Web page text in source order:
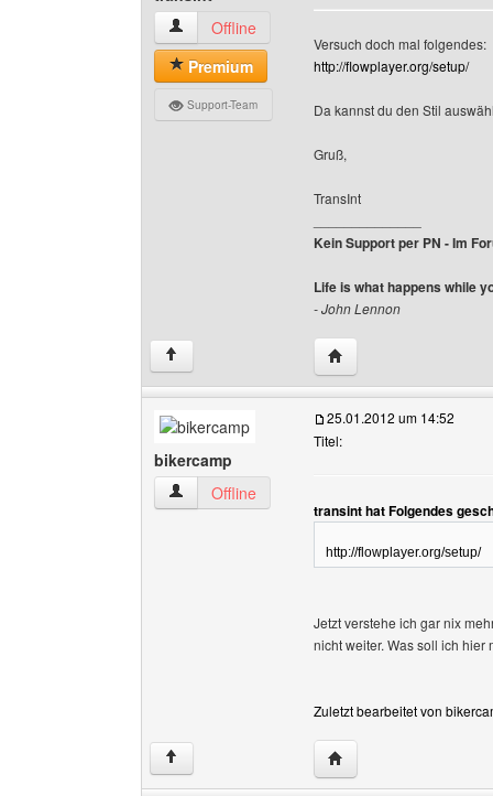
transint Benutzer-Profile anzeigen
Offline
Premium
Support-Team
Versuch doch mal folgendes:
http://flowplayer.org/setup/
Da kannst du den Stil
Gruß,
TransInt
Kein Support per PN - Im
Life is what happens while
- John Lennon
↑ Website dieses
bikercamp
bikercamp Benutzer-Profile anzeigen
Offline
25.01.2012 um 14:52
Titel:
transint hat Folgendes
http://flowplayer.org/setup/
Jetzt verstehe ich gar nix
nicht weiter. Was soll ich hier
Zuletzt bearbeitet von
↑ Website dieses